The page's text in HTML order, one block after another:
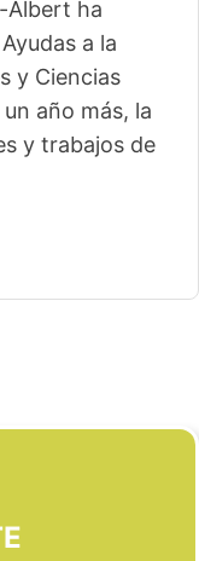
Albert ha
a la
y Ciencias
año más, la
y trabajos de